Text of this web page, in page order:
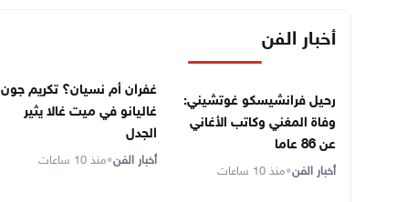
أخبار الفن
رحيل فرانشيسكو غوتشيني:
وفاة المغني وكاتب الأغاني
عن 86 عاما
أخبار الفن•منذ 10 ساعات
غفران أم نسيان؟ تكريم جون
غاليانو في ميت غالا يثير
الجدل
أخبار الفن•منذ 10 ساعات